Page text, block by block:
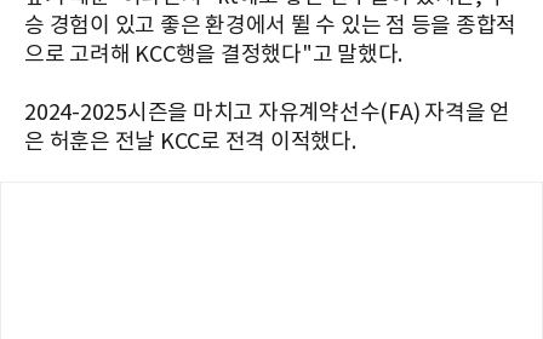
승 경험이 있고 좋은 환경에서 뛸 수 있는 점 등을 종합적
으로 고려해 KCC행을 결정했다"고 말했다.
2024-2025시즌을 마치고 자유계약선수(FA) 자격을 얻
은 허훈은 전날 KCC로 전격 이적했다.